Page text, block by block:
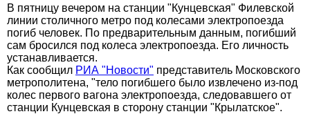
В пятницу вечером на станции "Кунцевская" Филевской
линии столичного метро под колесами электропоезда
погиб человек. По предварительным данным, погибший
сам бросился под колеса электропоезда. Его личность
устанавливается.
Как сообщил РИА "Новости" представитель Московского
метрополитена, "тело погибшего было извлечено из-под
колес первого вагона электропоезда, следовавшего от
станции Кунцевская в сторону станции "Крылатское".